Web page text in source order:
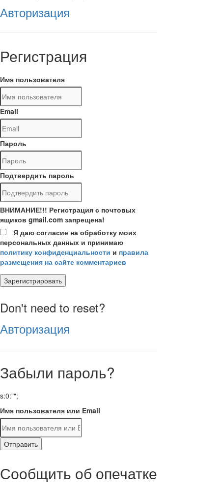
Авторизация
Регистрация
Имя пользователя
Email
Пароль
Подтвердить пароль
ВНИМАНИЕ!!! Регистрация с почтовых
ящиков gmail.com запрещена!
Я даю согласие на обработку моих
персональных данных и принимаю
политику конфиденциальности и правила
размещения на сайте комментариев
Зарегистрировать
Don't need to reset?
Авторизация
Забыли пароль?
s:0:"";
Имя пользователя или Email
Отправить
Сообщить об опечатке